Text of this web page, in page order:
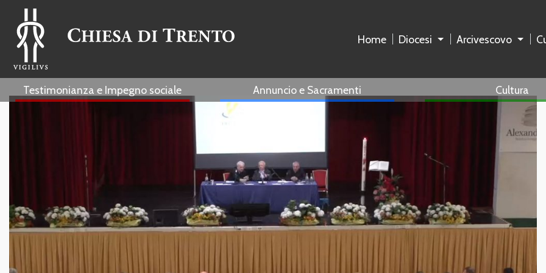
Home Diocesi Arcivescovo
Testimonianza e Impegno sociale Annuncio e Sacramenti Cultura